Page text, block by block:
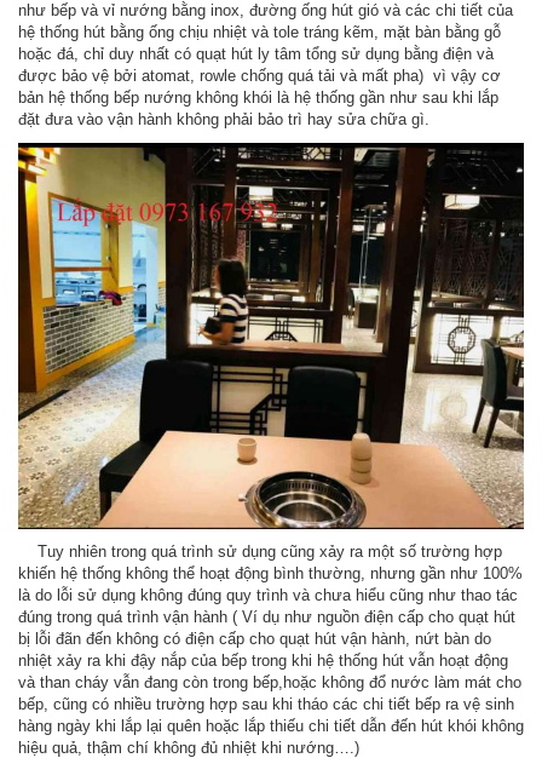
như bếp và vỉ nướng bằng inox, đường ống hút gió và các chi tiết của
hệ thống hút bằng ống chịu nhiệt và tole tráng kẽm, mặt bàn bằng gỗ
hoặc đá, chỉ duy nhất có quạt hút ly tâm tổng sử dụng bằng điện và
được bảo vệ bởi atomat, rowle chống quá tải và mất pha) vì vậy cơ
bản hệ thống bếp nướng không khói là hệ thống gần như sau khi lắp
đặt đưa vào vận hành không phải bảo trì hay sửa chữa gì.
Tuy nhiên trong quá trình sử dụng cũng xảy ra một số trường hợp
khiến hệ thống không thể hoạt động bình thường, nhưng gần như 100%
là do lỗi sử dụng không đúng quy trình và chưa hiểu cũng như thao tác
đúng trong quá trình vận hành ( Ví dụ như nguồn điện cấp cho quạt hút
bị lỗi đãn đến không có điện cấp cho quạt hút vận hành, nứt bàn do
nhiệt xảy ra khi đậy nắp của bếp trong khi hệ thống hút vẫn hoạt động
và than cháy vẫn đang còn trong bếp,hoặc không đổ nước làm mát cho
bếp, cũng có nhiều trường hợp sau khi tháo các chi tiết bếp ra vệ sinh
hàng ngày khi lắp lại quên hoặc lắp thiếu chi tiết dẫn đến hút khói không
hiệu quả, thậm chí không đủ nhiệt khi nướng….)